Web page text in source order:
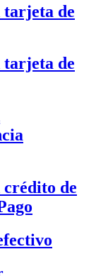
tarjeta de
tarjeta de
crédito de